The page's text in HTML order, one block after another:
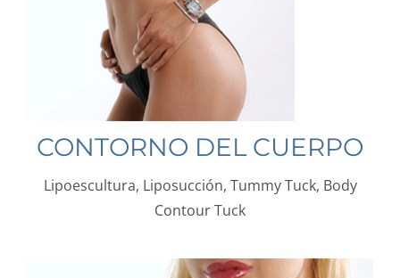
CONTORNO DEL CUERPO
Lipoescultura, Liposucción, Tummy Tuck, Body
Contour Tuck